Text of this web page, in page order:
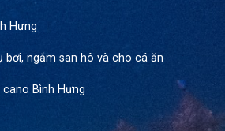
Hưng
bơi, ngắm san hô và cho cá ăn
Bình Hưng